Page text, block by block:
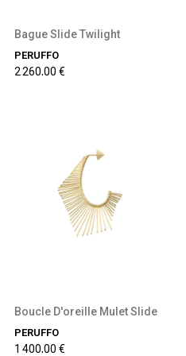
Bague Slide Twilight
PERUFFO
2 260,00 €
Boucle D'oreille Mulet Slide
PERUFFO
Précommande disponible
1 400,00 €